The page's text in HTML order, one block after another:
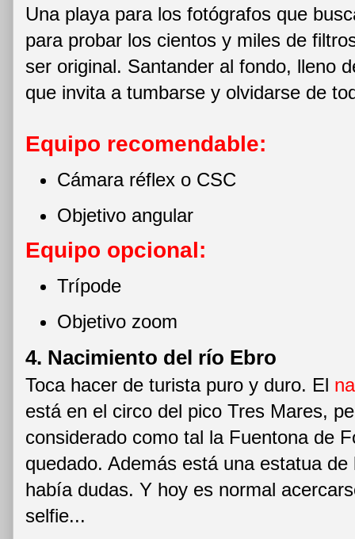
Una playa para los fotógrafos que
para probar los cientos y miles de
ser original. Santander al fondo, lleno
que invita a tumbarse y olvidarse de
Equipo recomendable:
Cámara réflex o CSC
Objetivo angular
Equipo opcional:
Trípode
Objetivo zoom
4. Nacimiento del río Ebro
Toca hacer de turista puro y duro. El
está en el circo del pico Tres Mares,
considerado como tal la Fuentona de
quedado. Además está una estatua
había dudas. Y hoy es normal
selfie...